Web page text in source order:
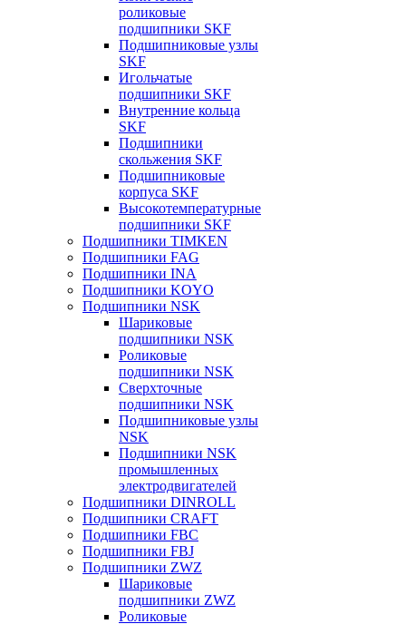
роликовые
подшипники SKF
Подшипниковые узлы
SKF
Игольчатые
подшипники SKF
Внутренние кольца
SKF
Подшипники
скольжения SKF
Подшипниковые
корпуса SKF
Высокотемпературные
подшипники SKF
Подшипники TIMKEN
Подшипники FAG
Подшипники INA
Подшипники KOYO
Подшипники NSK
Шариковые
подшипники NSK
Роликовые
подшипники NSK
Сверхточные
подшипники NSK
Подшипниковые узлы
NSK
Подшипники NSK
промышленных
электродвигателей
Подшипники DINROLL
Подшипники CRAFT
Подшипники FBC
Подшипники FBJ
Подшипники ZWZ
Шариковые
подшипники ZWZ
Роликовые